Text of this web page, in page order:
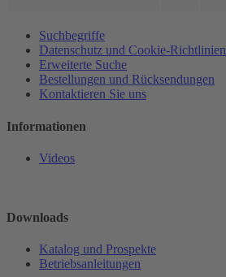
Suchbegriffe
Datenschutz und Cookie-Richtlinien
Erweiterte Suche
Bestellungen und Rücksendungen
Kontaktieren Sie uns
Informationen
Videos
Downloads
Katalog und Prospekte
Betriebsanleitungen